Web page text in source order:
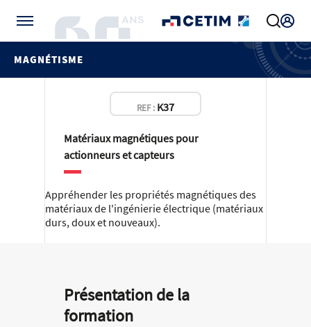
MAGNÉTISME
REF : K37
Matériaux magnétiques pour
actionneurs et capteurs
Appréhender les propriétés magnétiques des
matériaux de l'ingénierie électrique (matériaux
durs, doux et nouveaux).
Présentation de la
formation